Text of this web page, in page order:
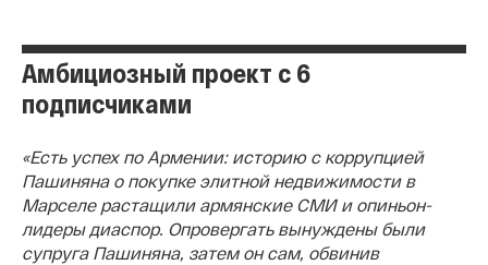
Амбициозный проект с 6
подписчиками
«Есть успех по Армении: историю с коррупцией
Пашиняна о покупке элитной недвижимости в
Марселе растащили армянские СМИ и опиньон-
лидеры диаспор. Опровергать вынуждены были
супруга Пашиняна, затем он сам, обвинив